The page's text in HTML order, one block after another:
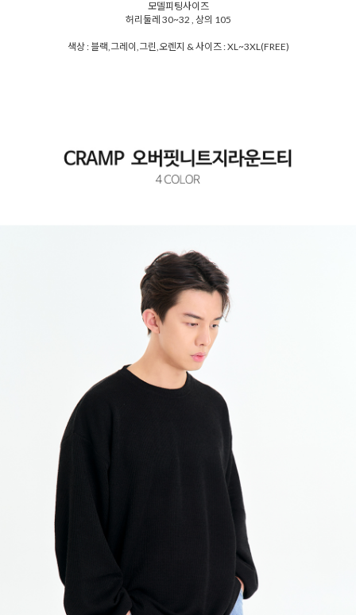
모델피팅사이즈
허리둘레 30~32 , 상의 105
색상 : 블랙,그레이,그린,오렌지 & 사이즈 : XL~3XL(FREE)